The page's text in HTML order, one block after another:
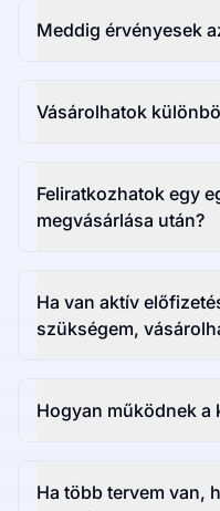
Meddig érvényesek
Vásárolhatok
Feliratkozhatok egy
megvásárlása után?
Ha van aktív
szükségem,
Hogyan működnek a
Ha több tervem van,